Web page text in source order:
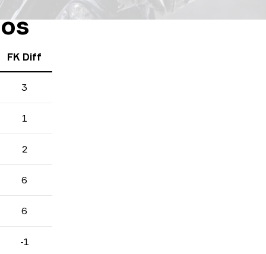
FK Diff
3
1
2
6
6
-1